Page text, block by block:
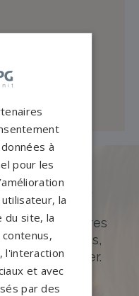
uniques et
choix de pierres
modernes,
à personnaliser.
à
pour les
la
du site, la
l'interaction
et avec
par des